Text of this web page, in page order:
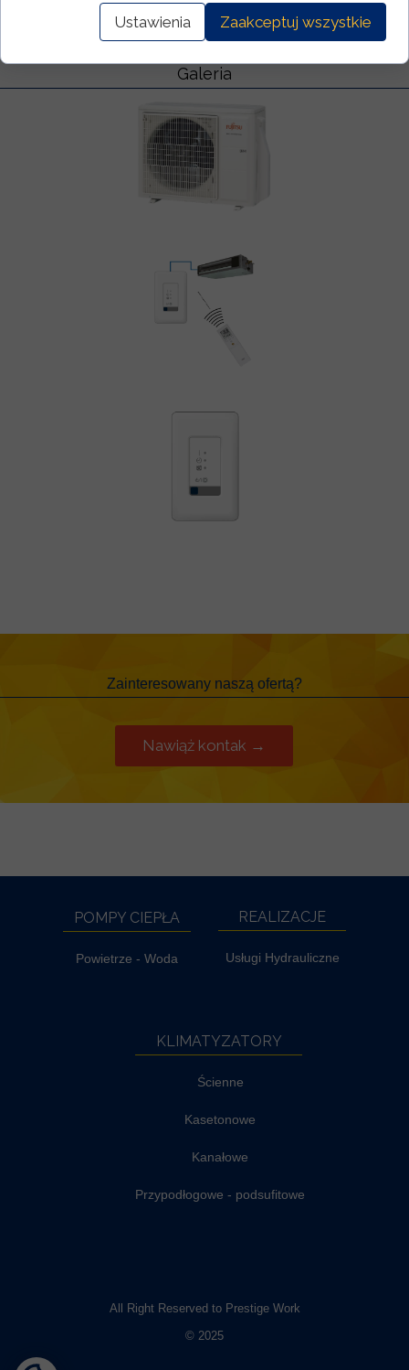
Galeria
Nawiąż kontak →
Zainteresowany naszą ofertą?
POMPY CIEPŁA
Powietrze - Woda
REALIZACJE
Usługi Hydrauliczne
KLIMATYZATORY
Ścienne
Kasetonowe
Kanałowe
Przypodłogowe - podsufitowe
All Right Reserved to Prestige Work
© 2025
Ustawienia Zaakceptuj wszystkie